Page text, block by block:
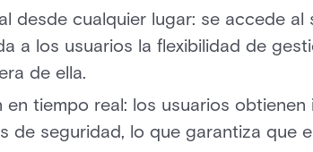
desde cualquier lugar: se accede
a los usuarios la flexibilidad de
de ella.
en tiempo real: los usuarios
de seguridad, lo que garantiza que